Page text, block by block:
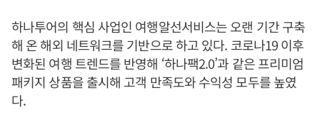
하나투어의 핵심 사업인 여행알선서비스는 오랜 기간 구축
해 온 해외 네트워크를 기반으로 하고 있다. 코로나19 이후
변화된 여행 트렌드를 반영해 ‘하나팩2.0’과 같은 프리미엄
패키지 상품을 출시해 고객 만족도와 수익성 모두를 높였
다.